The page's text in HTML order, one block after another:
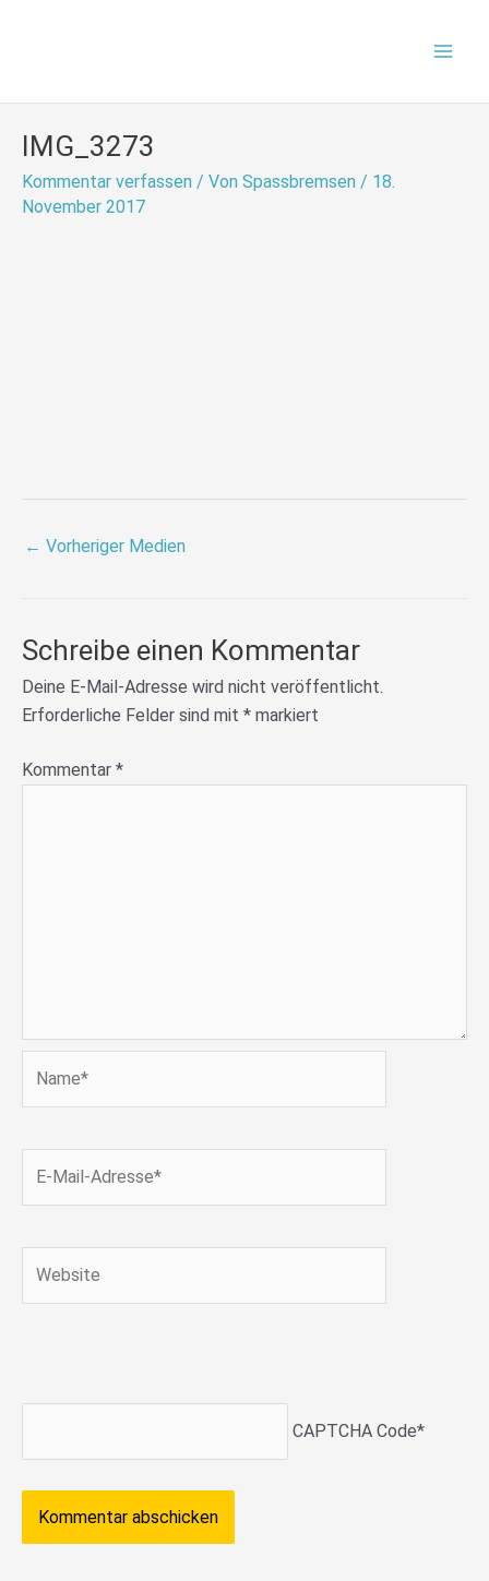
IMG_3273
Kommentar verfassen / Von Spassbremsen / 18.
November 2017
← Vorheriger Medien
Schreibe einen Kommentar
Deine E-Mail-Adresse wird nicht veröffentlicht.
Erforderliche Felder sind mit * markiert
Kommentar *
Mail-
CAPTCHA Code*